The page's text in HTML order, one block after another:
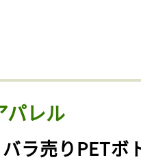
パレル
バラ売りPETボ